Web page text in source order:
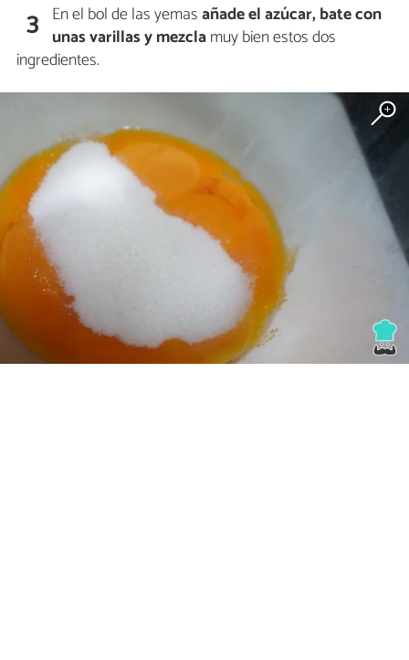
3 En el bol de las yemasañade el azúcar, bate con
unas varillas y mezclamuy bien estos dos
ingredientes.